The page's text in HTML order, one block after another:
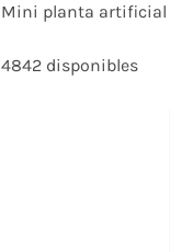
Mini planta artificial
4842 disponibles